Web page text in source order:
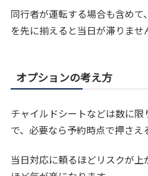
同行者が運転する場合も含め
を先に揃えると当日が滞りませ
オプションの考え方
チャイルドシートなどは数に
で、必要なら予約時点で押さえ
当日対応に頼るほどリスクが上